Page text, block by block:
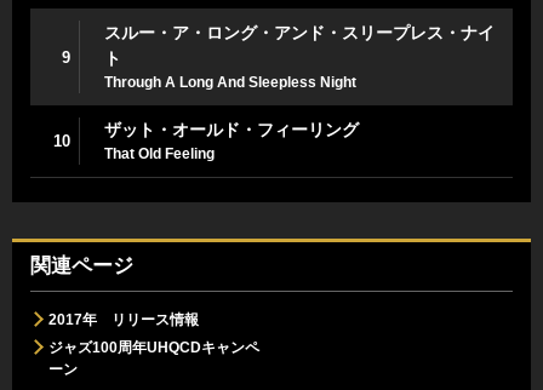
9
スルー・ア・ロング・アンド・スリープレス・ナイ
ト
Through A Long And Sleepless Night
10
ザット・オールド・フィーリング
That Old Feeling
関連ページ
2017年 リリース情報
ジャズ100周年UHQCDキャンペ
ーン